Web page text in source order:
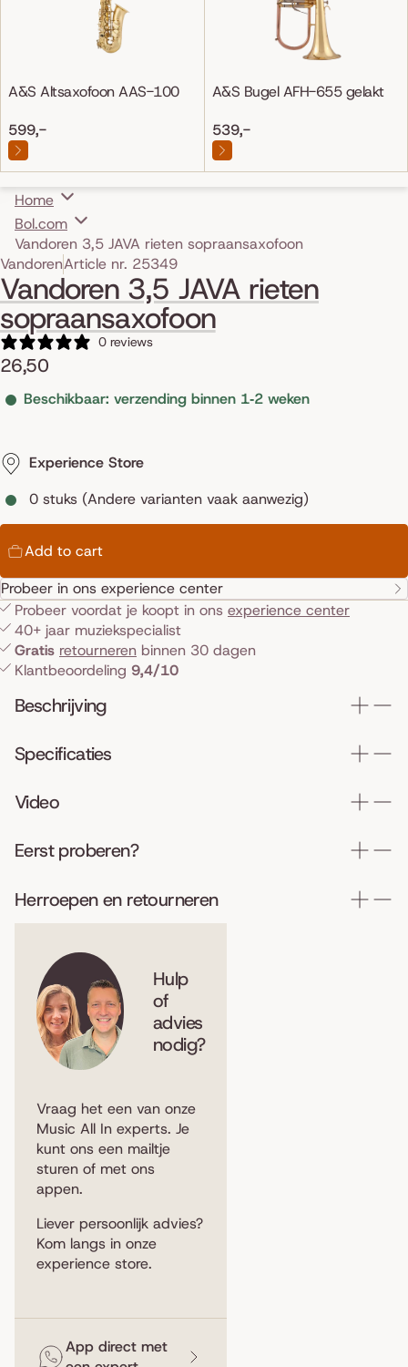
A&S Altsaxofoon AAS-100
599,-
A&S Bugel AFH-655 gelakt
539,-
Home
Bol.com
Vandoren 3,5 JAVA rieten sopraansaxofoon
Skip to product information
VandorenArticle nr. 25349
Vandoren 3,5 JAVA rieten
sopraansaxofoon
0 reviews
26,50
Beschikbaar: verzending binnen 1‑2 weken
Experience Store
0 stuks (Andere varianten vaak aanwezig)
Add to cart
Probeer in ons experience center
Probeer voordat je koopt in ons experience center
40+ jaar muziekspecialist
Gratis retourneren binnen 30 dagen
Klantbeoordeling 9,4/10
Beschrijving
Specificaties
Video
Eerst proberen?
Herroepen en retourneren
Hulp
of
advies
nodig?
Vraag het een van onze
Music All In experts. Je
kunt ons een mailtje
sturen of met ons
appen.
Liever persoonlijk advies?
Kom langs in onze
experience store.
App direct met